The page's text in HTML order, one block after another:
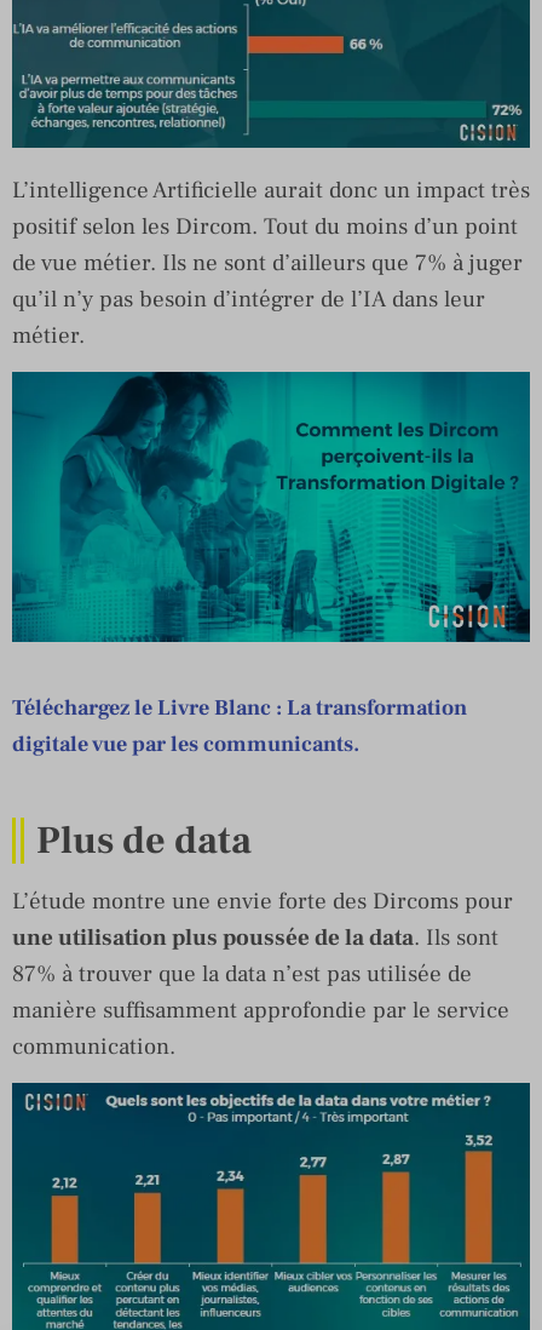
L’intelligence Artificielle aurait donc un impact très
positif selon les Dircom. Tout du moins d’un point
de vue métier. Ils ne sont d’ailleurs que 7% à juger
qu’il n’y pas besoin d’intégrer de l’IA dans leur
métier.
Téléchargez le Livre Blanc : La transformation
digitale vue par les communicants.
Plus de data
L’étude montre une envie forte des Dircoms pour
une utilisation plus poussée de la data. Ils sont
87% à trouver que la data n’est pas utilisée de
manière suffisamment approfondie par le service
communication.